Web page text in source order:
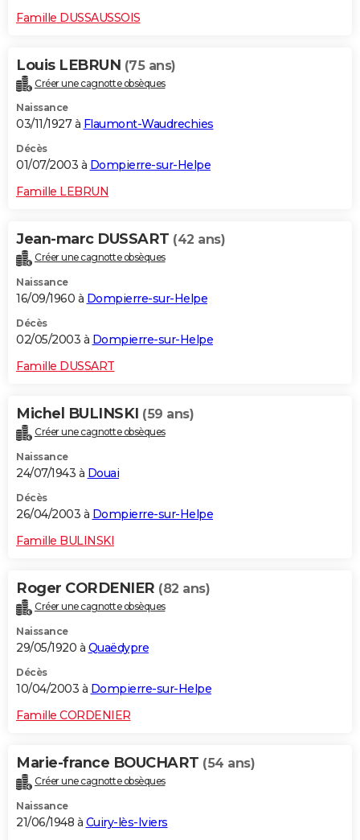
Famille DUSSAUSSOIS
Louis LEBRUN (75 ans)
Créer une cagnotte obsèques
Naissance
03/11/1927 à Flaumont-Waudrechies
Décès
01/07/2003 à Dompierre-sur-Helpe
Famille LEBRUN
Jean-marc DUSSART (42 ans)
Créer une cagnotte obsèques
Naissance
16/09/1960 à Dompierre-sur-Helpe
Décès
02/05/2003 à Dompierre-sur-Helpe
Famille DUSSART
Michel BULINSKI (59 ans)
Créer une cagnotte obsèques
Naissance
24/07/1943 à Douai
Décès
26/04/2003 à Dompierre-sur-Helpe
Famille BULINSKI
Roger CORDENIER (82 ans)
Créer une cagnotte obsèques
Naissance
29/05/1920 à Quaëdypre
Décès
10/04/2003 à Dompierre-sur-Helpe
Famille CORDENIER
Marie-france BOUCHART (54 ans)
Créer une cagnotte obsèques
Naissance
21/06/1948 à Cuiry-lès-Iviers